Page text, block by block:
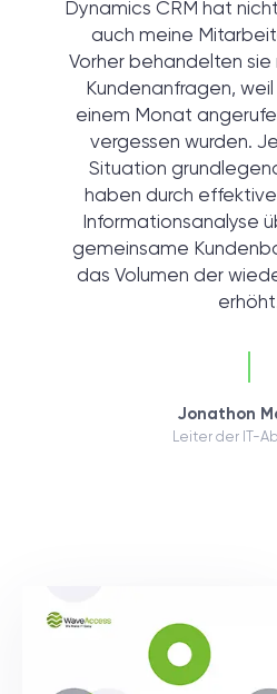
Dynamics CRM hat
auch meine
Vorher behandelten
Kundenanfragen,
einem Monat
vergessen wurden.
Situation
haben durch
Informationsanalyse
gemeinsame
das Volumen der
Jonathon
Leiter der IT-